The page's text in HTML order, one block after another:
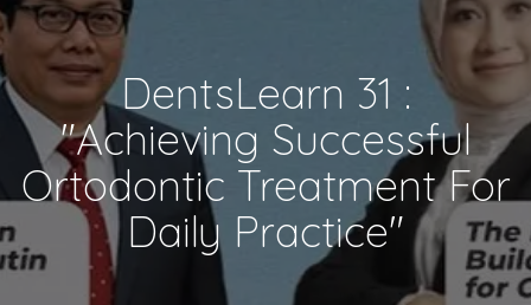
DentsLearn 31 :
"Achieving Successful
Ortodontic Treatment For
Daily Practice"